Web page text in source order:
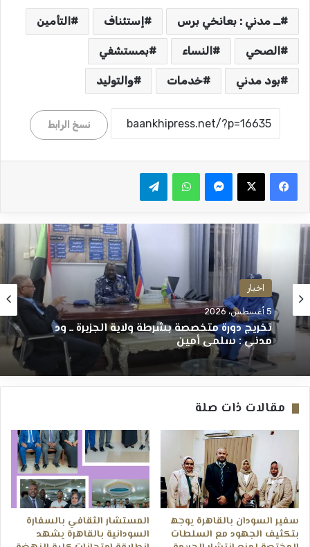
ــ مدني : بعانخي برس إستئناف التأمين
الصحي النساء بمستشفي
بود مدني خدمات والتوليد
نسخ الرابط
واتساب
اخبار
5 أغسطس، 2026
تخريج دورة متخصصة بشرطة ولاية الجزيرة ــ ود
مدني : سلمى أمين
مقالات ذات صلة
سفير السودان بالقاهرة يوجھ
بتكثيف الجھود مع السلطات
المستشار الثقافي بالسفارة
السودانية بالقاهرة يشهد